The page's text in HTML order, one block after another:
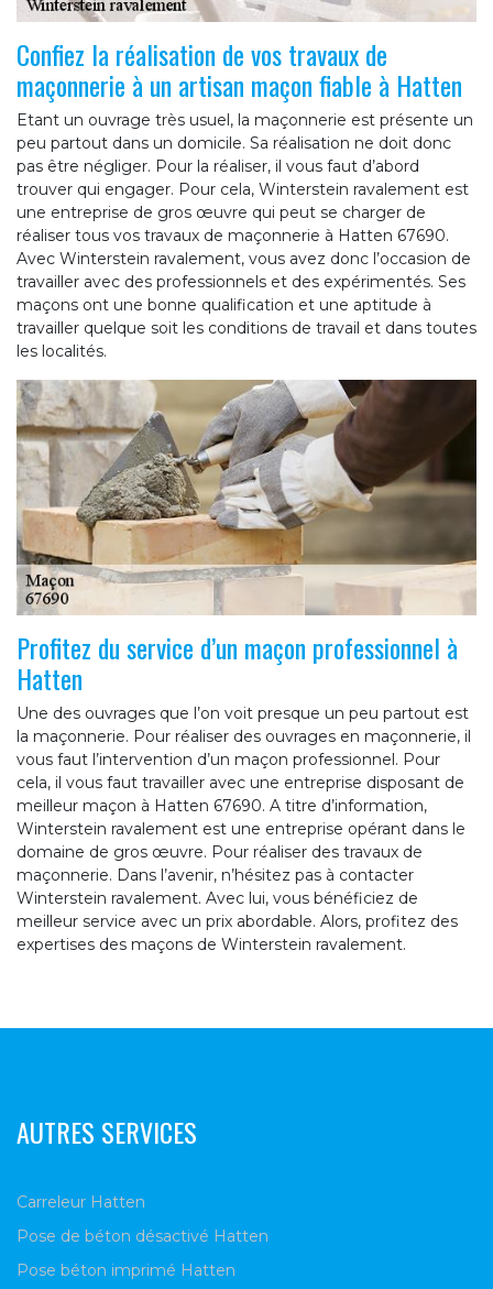
Confiez la réalisation de vos travaux de
maçonnerie à un artisan maçon fiable à Hatten
Etant un ouvrage très usuel, la maçonnerie est présente un
peu partout dans un domicile. Sa réalisation ne doit donc
pas être négliger. Pour la réaliser, il vous faut d’abord
trouver qui engager. Pour cela, Winterstein ravalement est
une entreprise de gros œuvre qui peut se charger de
réaliser tous vos travaux de maçonnerie à Hatten 67690.
Avec Winterstein ravalement, vous avez donc l’occasion de
travailler avec des professionnels et des expérimentés. Ses
maçons ont une bonne qualification et une aptitude à
travailler quelque soit les conditions de travail et dans toutes
les localités.
Profitez du service d’un maçon professionnel à
Hatten
Une des ouvrages que l’on voit presque un peu partout est
la maçonnerie. Pour réaliser des ouvrages en maçonnerie, il
vous faut l’intervention d’un maçon professionnel. Pour
cela, il vous faut travailler avec une entreprise disposant de
meilleur maçon à Hatten 67690. A titre d’information,
Winterstein ravalement est une entreprise opérant dans le
domaine de gros œuvre. Pour réaliser des travaux de
maçonnerie. Dans l’avenir, n’hésitez pas à contacter
Winterstein ravalement. Avec lui, vous bénéficiez de
meilleur service avec un prix abordable. Alors, profitez des
expertises des maçons de Winterstein ravalement.
AUTRES SERVICES
Carreleur Hatten
Pose de béton désactivé Hatten
Pose béton imprimé Hatten